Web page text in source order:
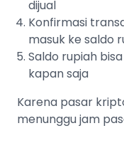
dijual
Konfirmasi
masuk ke saldo
Saldo rupiah
kapan saja
Karena pasar
menunggu jam